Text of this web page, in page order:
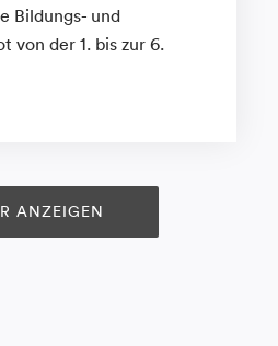
Bildungs- und
von der 1. bis zur 6.
ANZEIGEN